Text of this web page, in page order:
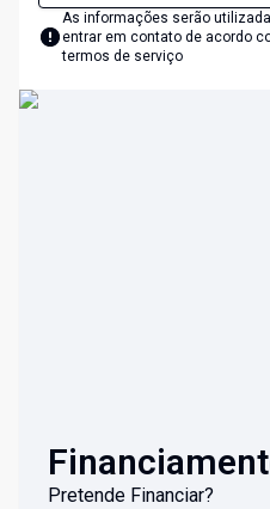
As informações serão
entrar em contato de acordo
termos de serviço
Pretende Financiar?